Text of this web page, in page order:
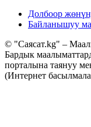
Долбоор
Байланышуу
© "Саясат.kg" –
Бардык
порталына таянуу
(Интернет